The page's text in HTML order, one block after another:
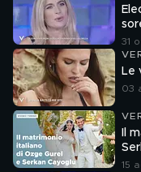
31
Le
03
Il
15